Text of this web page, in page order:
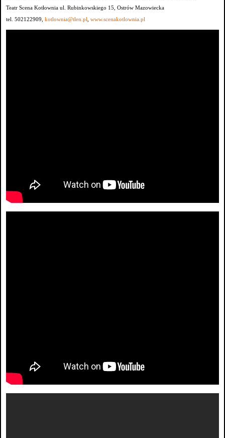
Teatr Scena Kotłownia ul. Rubinkowskiego 15, Ostrów Mazowiecka
tel. 502122909, kotlownia@tlen.pl, www.scenakotlownia.pl